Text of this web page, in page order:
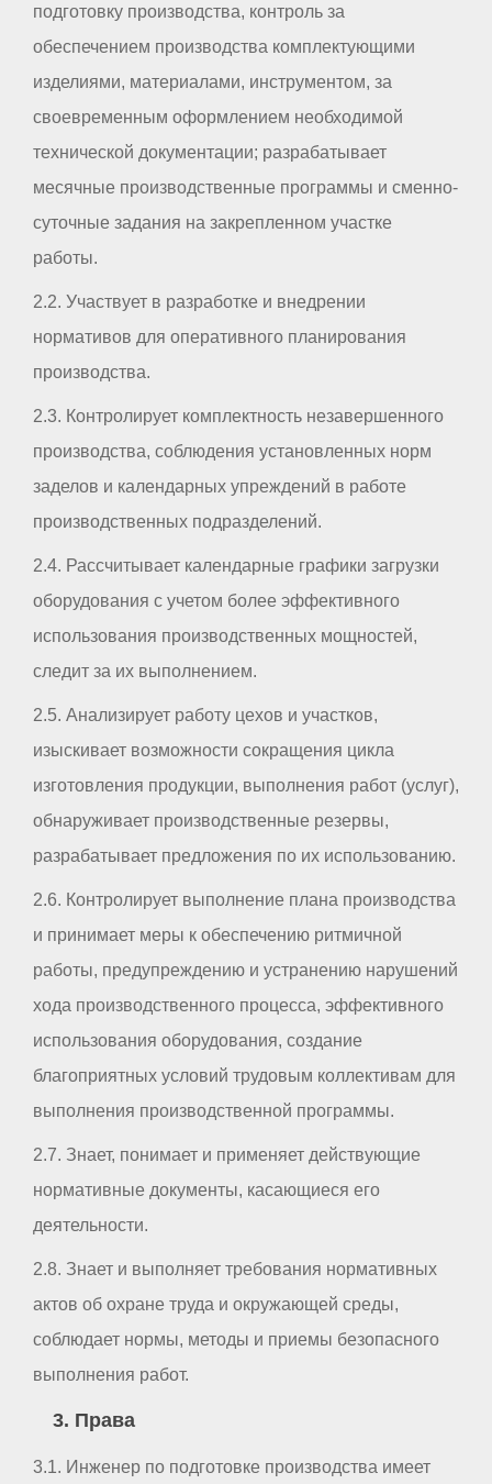
подготовку производства, контроль за
обеспечением производства комплектующими
изделиями, материалами, инструментом, за
своевременным оформлением необходимой
технической документации; разрабатывает
месячные производственные программы и сменно-
суточные задания на закрепленном участке
работы.
2.2. Участвует в разработке и внедрении
нормативов для оперативного планирования
производства.
2.3. Контролирует комплектность незавершенного
производства, соблюдения установленных норм
заделов и календарных упреждений в работе
производственных подразделений.
2.4. Рассчитывает календарные графики загрузки
оборудования с учетом более эффективного
использования производственных мощностей,
следит за их выполнением.
2.5. Анализирует работу цехов и участков,
изыскивает возможности сокращения цикла
изготовления продукции, выполнения работ (услуг),
обнаруживает производственные резервы,
разрабатывает предложения по их использованию.
2.6. Контролирует выполнение плана производства
и принимает меры к обеспечению ритмичной
работы, предупреждению и устранению нарушений
хода производственного процесса, эффективного
использования оборудования, создание
благоприятных условий трудовым коллективам для
выполнения производственной программы.
2.7. Знает, понимает и применяет действующие
нормативные документы, касающиеся его
деятельности.
2.8. Знает и выполняет требования нормативных
актов об охране труда и окружающей среды,
соблюдает нормы, методы и приемы безопасного
выполнения работ.
3. Права
3.1. Инженер по подготовке производства имеет